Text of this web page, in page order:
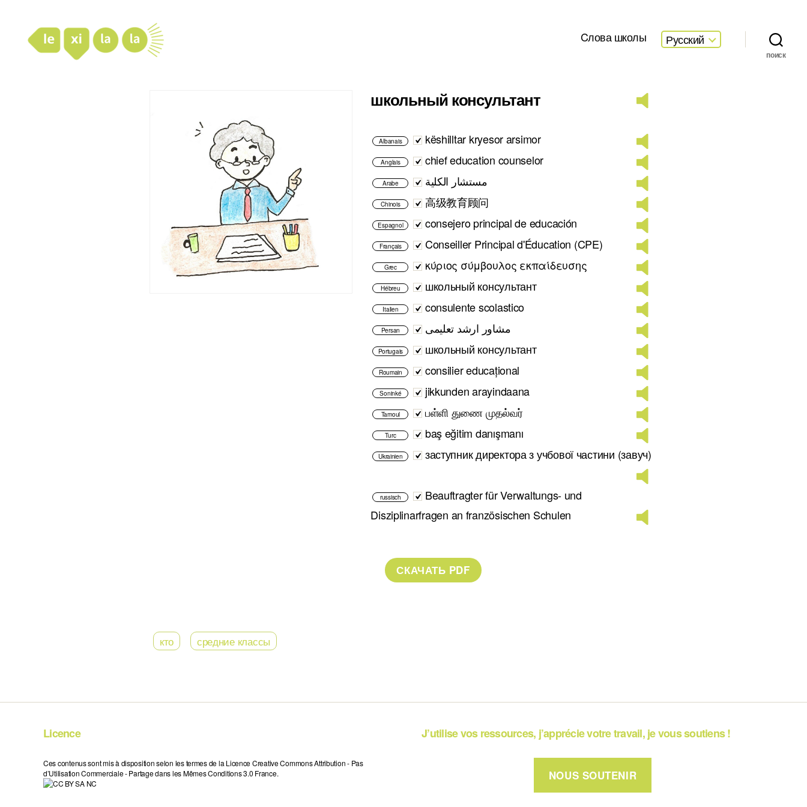
Cлова школы Русский
поиск
школьный консультант
Albanais këshilltar kryesor arsimor
Anglais chief education counselor
Arabe مستشار الكلية
Chinois 高级教育顾问
Espagnol consejero principal de educación
Français Conseiller Principal d'Éducation (CPE)
Grec κύριος σύμβουλος εκπαίδευσης
Hébreu школьный консультант
Italien consulente scolastico
Persan مشاور ارشد تعلیمی
Portugais школьный консультант
Roumain consilier educațional
Soninké jikkunden arayindaana
Tamoul பள்ளி துணை முதல்வர்
Turc baş eğitim danışmanı
Ukrainien заступник директора з учбової частини (завуч)
russisch
Beauftragter für Verwaltungs- und
Disziplinarfragen an französischen Schulen
кто средние классы
Licence
Ces contenus sont mis à disposition selon les termes de la Licence Creative Commons Attribution - Pas
d’Utilisation Commerciale - Partage dans les Mêmes Conditions 3.0 France.
J’utilise vos ressources, j’apprécie votre travail, je vous soutiens !
NOUS SOUTENIR